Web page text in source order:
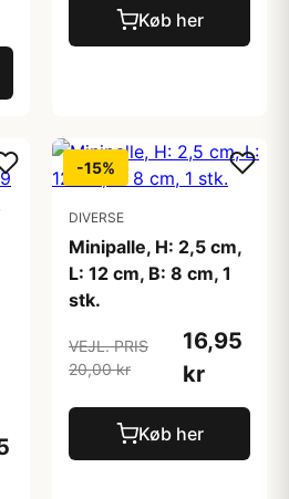
Køb her
-15%
DIVERSE
Minipalle, H: 2,5 cm,
L: 12 cm, B: 8 cm, 1
stk.
VEJL. PRIS
20,00 kr
16,95
kr
Køb her